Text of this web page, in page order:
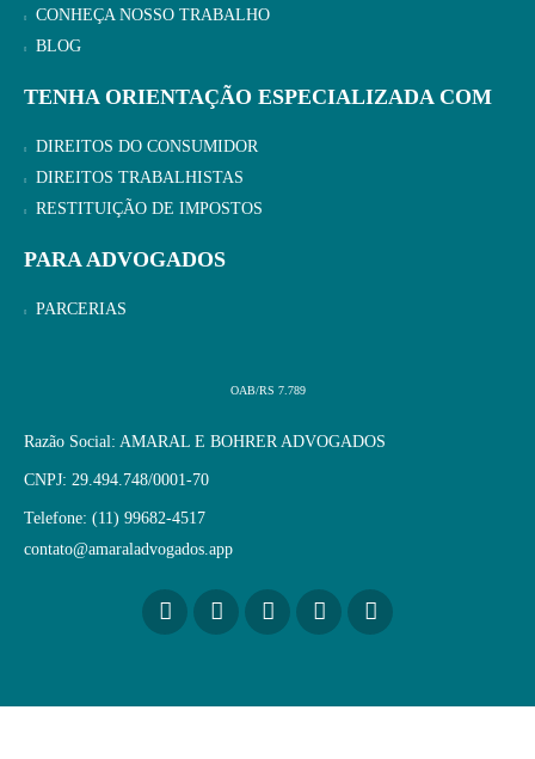
CONHEÇA NOSSO TRABALHO
BLOG
TENHA ORIENTAÇÃO ESPECIALIZADA COM
DIREITOS DO CONSUMIDOR
DIREITOS TRABALHISTAS
RESTITUIÇÃO DE IMPOSTOS
PARA ADVOGADOS
PARCERIAS
OAB/RS 7.789
Razão Social: AMARAL E BOHRER ADVOGADOS
CNPJ: 29.494.748/0001-70
Telefone: (11) 99682-4517
contato@amaraladvogados.app